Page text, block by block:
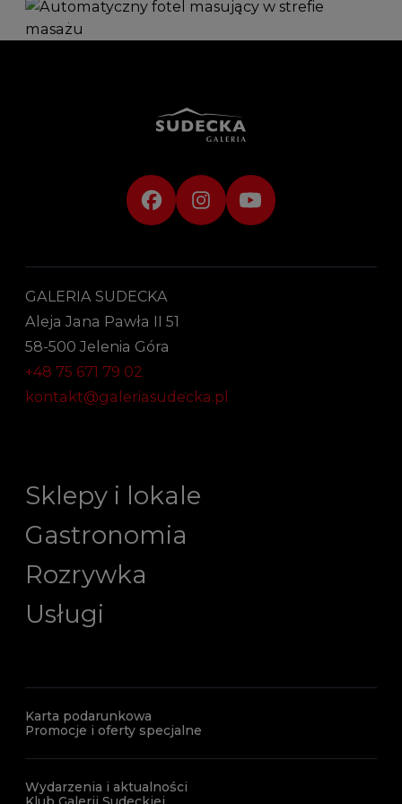
GALERIA SUDECKA
Aleja Jana Pawła II 51
58-500 Jelenia Góra
+48 75 671 79 02
kontakt@galeriasudecka.pl
Sklepy i lokale
Gastronomia
Rozrywka
Usługi
Karta podarunkowa
Promocje i oferty specjalne
Wydarzenia i aktualności